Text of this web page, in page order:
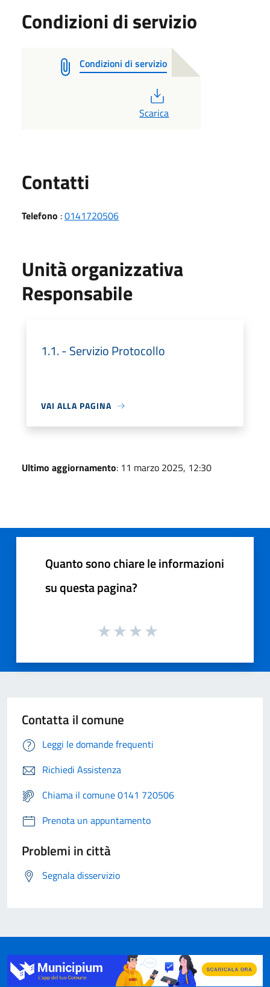
Condizioni di servizio
Condizioni di servizio
Scarica
Contatti
Telefono :0141720506
Unità organizzativa
Responsabile
1.1. - Servizio Protocollo
VAI ALLA PAGINA
Ultimo aggiornamento: 11 marzo 2025, 12:30
Quanto sono chiare le informazioni
su questa pagina?
Contatta il comune
Leggi le domande frequenti
Richiedi Assistenza
Chiama il comune 0141 720506
Prenota un appuntamento
Problemi in città
Segnala disservizio